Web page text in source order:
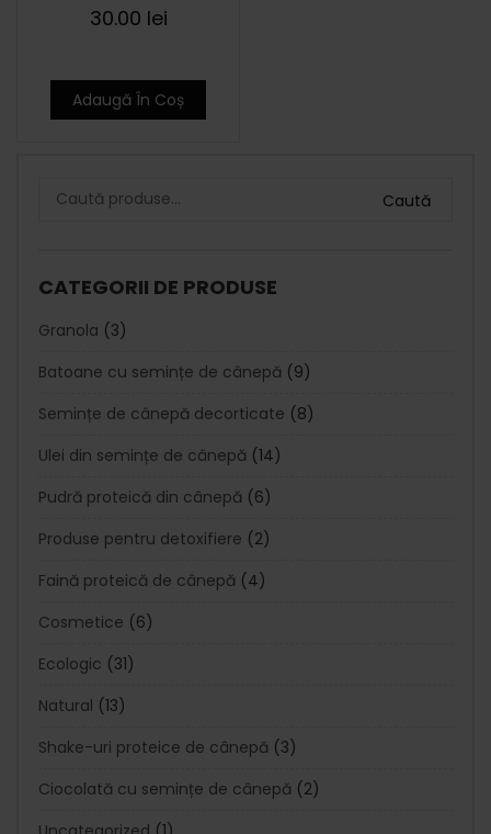
Caută
CATEGORII DE PRODUSE
Granola (3)
Batoane cu semințe de cânepă (9)
Semințe de cânepă decorticate (8)
Ulei din semințe de cânepă (14)
Pudră proteică din cânepă (6)
Produse pentru detoxifiere (2)
Faină proteică de cânepă (4)
Cosmetice (6)
Ecologic (31)
Natural (13)
Shake-uri proteice de cânepă (3)
Ciocolată cu semințe de cânepă (2)
30.00 lei
Adaugă În Coș